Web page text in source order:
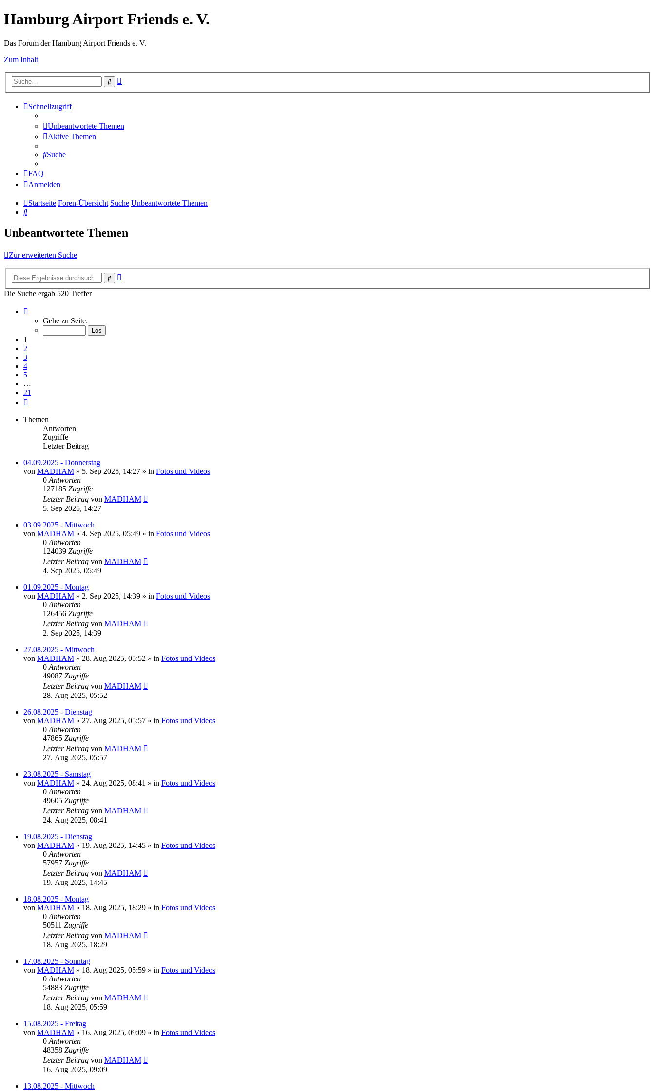
Hamburg Airport Friends e. V.
Das Forum der Hamburg Airport Friends e. V.
Zum Inhalt
Suche
Schnellzugriff
Unbeantwortete Themen
Aktive Themen
Suche
FAQ
Anmelden
Startseite Foren-Übersicht Suche Unbeantwortete Themen
Suche
Unbeantwortete Themen
Zur erweiterten Suche
Suche
Die Suche ergab 520 Treffer
von
Gehe zu Seite:
1
2
3
4
5
…
21
Themen
Antworten
Zugriffe
Letzter Beitrag
04.09.2025 - Donnerstag
von MADHAM » 5. Sep 2025, 14:27 » in Fotos und Videos
0 Antworten
127185 Zugriffe
Letzter Beitrag von MADHAM
5. Sep 2025, 14:27
03.09.2025 - Mittwoch
von MADHAM » 4. Sep 2025, 05:49 » in Fotos und Videos
0 Antworten
124039 Zugriffe
Letzter Beitrag von MADHAM
4. Sep 2025, 05:49
01.09.2025 - Montag
von MADHAM » 2. Sep 2025, 14:39 » in Fotos und Videos
0 Antworten
126456 Zugriffe
Letzter Beitrag von MADHAM
2. Sep 2025, 14:39
27.08.2025 - Mittwoch
von MADHAM » 28. Aug 2025, 05:52 » in Fotos und Videos
0 Antworten
49087 Zugriffe
Letzter Beitrag von MADHAM
28. Aug 2025, 05:52
26.08.2025 - Dienstag
von MADHAM » 27. Aug 2025, 05:57 » in Fotos und Videos
0 Antworten
47865 Zugriffe
Letzter Beitrag von MADHAM
27. Aug 2025, 05:57
23.08.2025 - Samstag
von MADHAM » 24. Aug 2025, 08:41 » in Fotos und Videos
0 Antworten
49605 Zugriffe
Letzter Beitrag von MADHAM
24. Aug 2025, 08:41
19.08.2025 - Dienstag
von MADHAM » 19. Aug 2025, 14:45 » in Fotos und Videos
0 Antworten
57957 Zugriffe
Letzter Beitrag von MADHAM
19. Aug 2025, 14:45
18.08.2025 - Montag
von MADHAM » 18. Aug 2025, 18:29 » in Fotos und Videos
0 Antworten
50511 Zugriffe
Letzter Beitrag von MADHAM
18. Aug 2025, 18:29
17.08.2025 - Sonntag
von MADHAM » 18. Aug 2025, 05:59 » in Fotos und Videos
0 Antworten
54883 Zugriffe
Letzter Beitrag von MADHAM
18. Aug 2025, 05:59
15.08.2025 - Freitag
von MADHAM » 16. Aug 2025, 09:09 » in Fotos und Videos
0 Antworten
48358 Zugriffe
Letzter Beitrag von MADHAM
16. Aug 2025, 09:09
13.08.2025 - Mittwoch